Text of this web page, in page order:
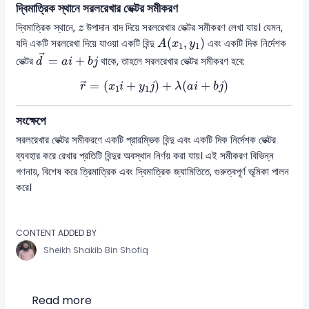
দ্বিমাত্রিক স্থানে সরলরেখার ভেক্টর সমীকরণ
দ্বিমাত্রিক স্থানে,z
zউপাদান বাদ দিয়ে সরলরেখার ভেক্টর সমীকরণ লেখা যায়। যেমন,
যদি একটি সরলরেখা দিয়ে যাওয়া একটি বিন্দুA(x1, y1)
A(x1 y1)
এবং একটি দিক নির্দেশক
ভেক্টর →
d = ai + bj
d→ =a i+ bj
থাকে, তাহলে সরলরেখার ভেক্টর সমীকরণ হবে:
→
r = (x1i + y1 j) + λ(ai + bj)
→= (x 1i +y 1j) + λ( ai+ b )
সংক্ষেপে
সরলরেখার ভেক্টর সমীকরণে একটি প্রারম্ভিক বিন্দু এবং একটি দিক নির্দেশক ভেক্টর
ব্যবহার করে রেখার প্রতিটি বিন্দুর অবস্থান নির্ণয় করা যায়। এই সমীকরণ বিভিন্ন
গণনায়, বিশেষ করে ত্রিমাত্রিক এবং দ্বিমাত্রিক জ্যামিতিতে, গুরুত্বপূর্ণ ভূমিকা পালন
করে।
CONTENT ADDED BY
Sheikh Shakib Bin Shofiq
Read more